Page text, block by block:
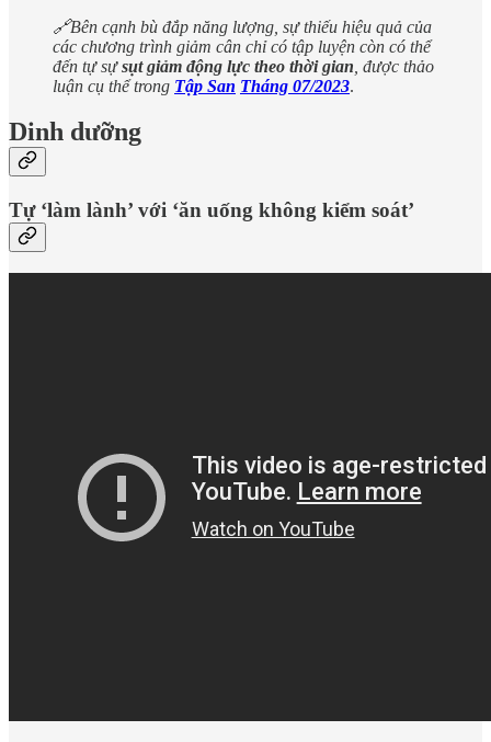
🔗Bên cạnh bù đắp năng lượng, sự thiếu hiệu quả của
các chương trình giảm cân chỉ có tập luyện còn có thể
đến tự sựsụt giảm động lực theo thời gian , được thảo
luận cụ thể trong Tập San Tháng 07/2023.
Dinh dưỡng
Tự ‘làm lành’ với ‘ăn uống không kiểm soát’